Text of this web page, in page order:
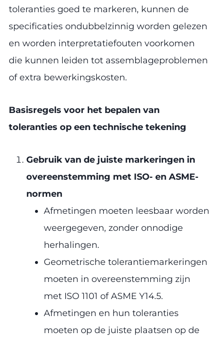
toleranties goed te markeren, kunnen de
specificaties ondubbelzinnig worden gelezen
en worden interpretatiefouten voorkomen
die kunnen leiden tot assemblageproblemen
of extra bewerkingskosten.
Basisregels voor het bepalen van
toleranties op een technische tekening
Gebruik van de juiste markeringen in
overeenstemming met ISO- en ASME-
normen
Afmetingen moeten leesbaar worden
weergegeven, zonder onnodige
herhalingen.
Geometrische tolerantiemarkeringen
moeten in overeenstemming zijn
met ISO 1101 of ASME Y14.5.
Afmetingen en hun toleranties
moeten op de juiste plaatsen op de